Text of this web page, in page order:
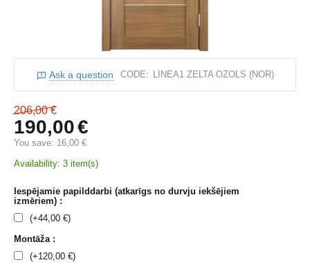
Ask a question CODE: LINEA1 ZELTA OZOLS (NOR)
206,00 €
190,00€
You save: 16,00 €
Availability: 3 item(s)
Iespējamie papilddarbi (atkarīgs no durvju iekšējiem
izmēriem) :
(+44,00 €)
Montāža :
(+120,00 €)